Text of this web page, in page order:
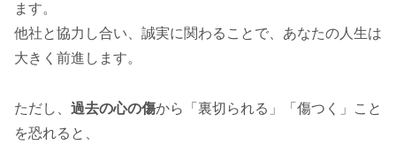
ます。
他社と協力し合い、誠実に関わることで、あなたの人生は
大きく前進します。
ただし、 過去の心の傷から「裏切られる」「傷つく」こと
を恐れると、